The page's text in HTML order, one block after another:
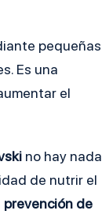
pequeñas
Es una
el
no hay nada
de nutrir el
prevención de